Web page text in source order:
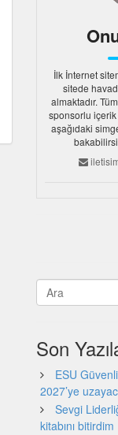
İlk İnternet
sitede
almaktadır.
sponsorlu
aşağıdaki
Son
ESU
2027’ye
Sevgi
kitabını bitirdim